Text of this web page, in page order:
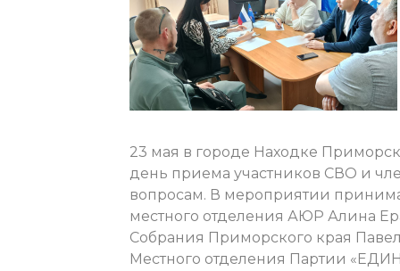
23 мая в городе Находке
день приема участников СВО и
вопросам. В мероприятии
местного отделения АЮР Алина
Собрания Приморского края
Местного отделения Партии